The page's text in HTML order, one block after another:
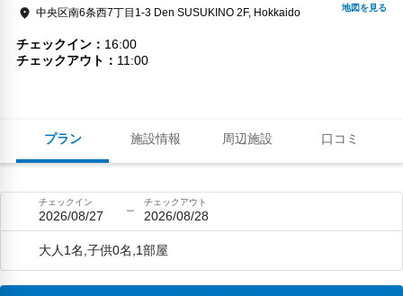
プラン 施設情報 周辺施設 口コミ
中央区南6条西7丁目1-3 Den SUSUKINO 2F, Hokkaido
チェックイン
16:00
チェックアウト
11:00
チェックイン
2026/08/27
チェックアウト
2026/08/28
大人1名,子供0名,1部屋